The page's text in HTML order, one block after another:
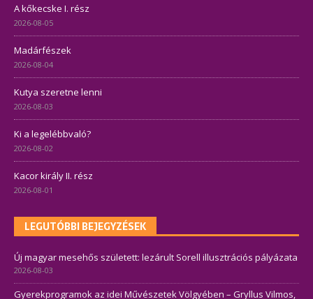
A kőkecske I. rész
2026-08-05
Madárfészek
2026-08-04
Kutya szeretne lenni
2026-08-03
Ki a legelébbvaló?
2026-08-02
Kacor király II. rész
2026-08-01
LEGUTÓBBI BEJEGYZÉSEK
Új magyar mesehős született: lezárult Sorell illusztrációs pályázata
2026-08-03
Gyerekprogramok az idei Művészetek Völgyében – Gryllus Vilmos,